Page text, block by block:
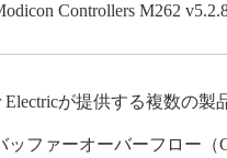
Controllers M262
Electricが提供する複数の
ッファーオーバーフロー（